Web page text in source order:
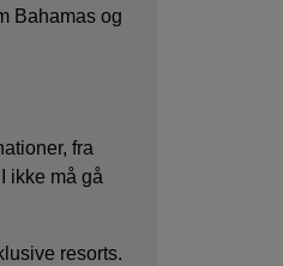
Bahamas og
fra
ikke må gå
resorts.